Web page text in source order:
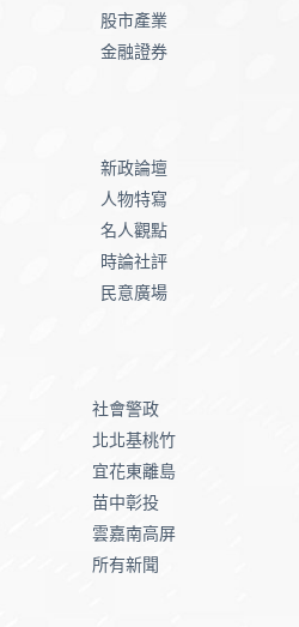
股市產業
金融證券
新政論壇
人物特寫
名人觀點
時論社評
民意廣場
社會警政
北北基桃竹
宜花東離島
苗中彰投
雲嘉南高屏
所有新聞